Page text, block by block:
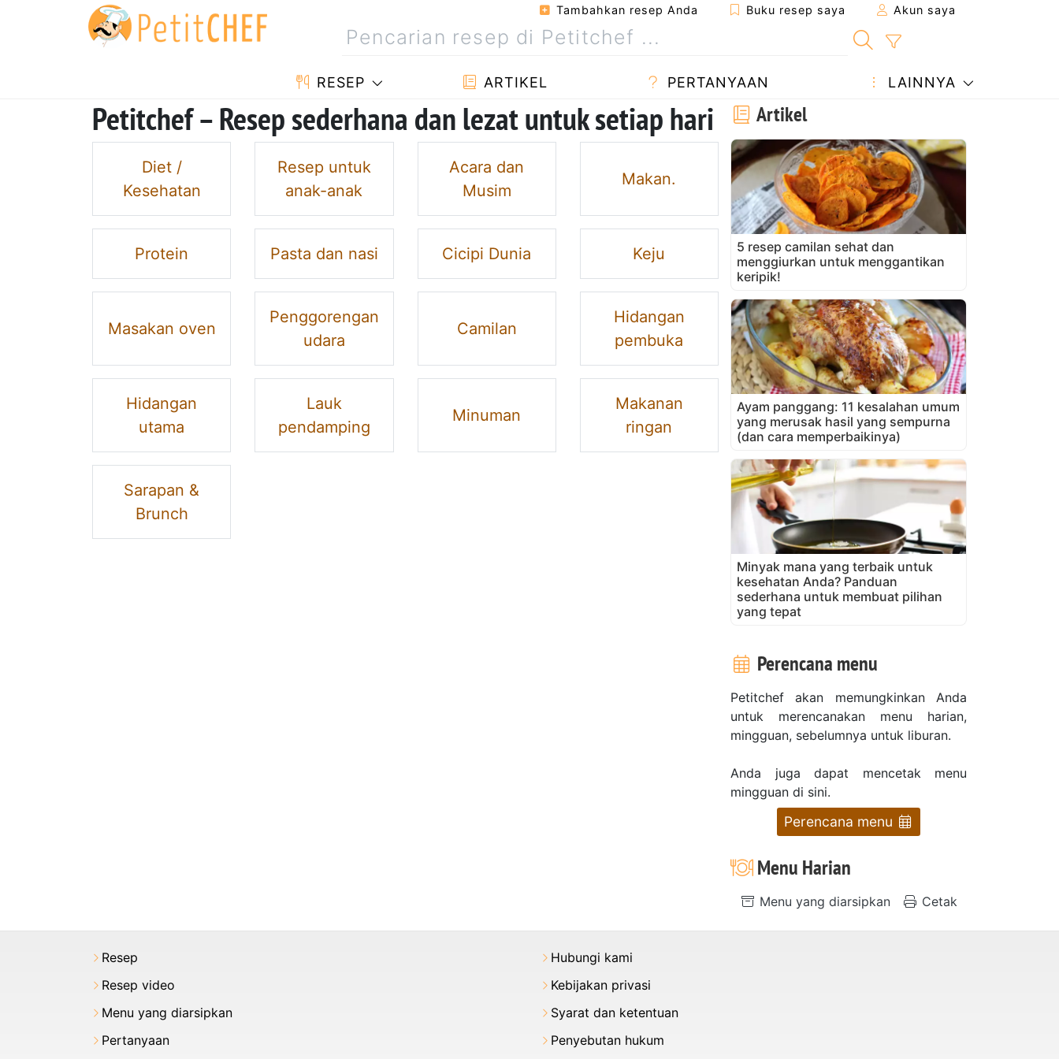
Tambahkan resep Anda Buku resep saya Akun saya
RESEP ARTIKEL PERTANYAAN LAINNYA
Petitchef – Resep sederhana dan lezat untuk setiap hari
Diet /
Kesehatan
Resep untuk
anak-anak
Acara dan
Musim
Makan.
Protein Pasta dan nasi Cicipi Dunia Keju
Masakan oven
Penggorengan
udara
Camilan
Hidangan
pembuka
Hidangan
utama
Lauk
pendamping
Minuman
Makanan
ringan
Sarapan &
Brunch
Artikel
5 resep camilan sehat dan
menggiurkan untuk menggantikan
keripik!
Ayam panggang: 11 kesalahan umum
yang merusak hasil yang sempurna
(dan cara memperbaikinya)
Minyak mana yang terbaik untuk
kesehatan Anda? Panduan
sederhana untuk membuat pilihan
yang tepat
Perencana menu
Petitchef akan memungkinkan Anda
untuk merencanakan menu harian,
mingguan, sebelumnya untuk liburan.
Anda juga dapat mencetak menu
mingguan di sini.
Perencana menu
Menu Harian
Menu yang diarsipkan Cetak
Resep
Resep video
Menu yang diarsipkan
Pertanyaan
Hubungi kami
Kebijakan privasi
Syarat dan ketentuan
Penyebutan hukum